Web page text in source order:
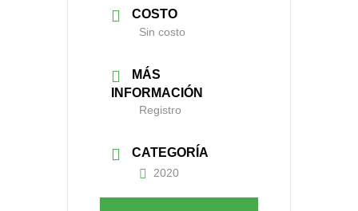
COSTO
Sin costo
MÁS
INFORMACIÓN
Registro
CATEGORÍA
2020